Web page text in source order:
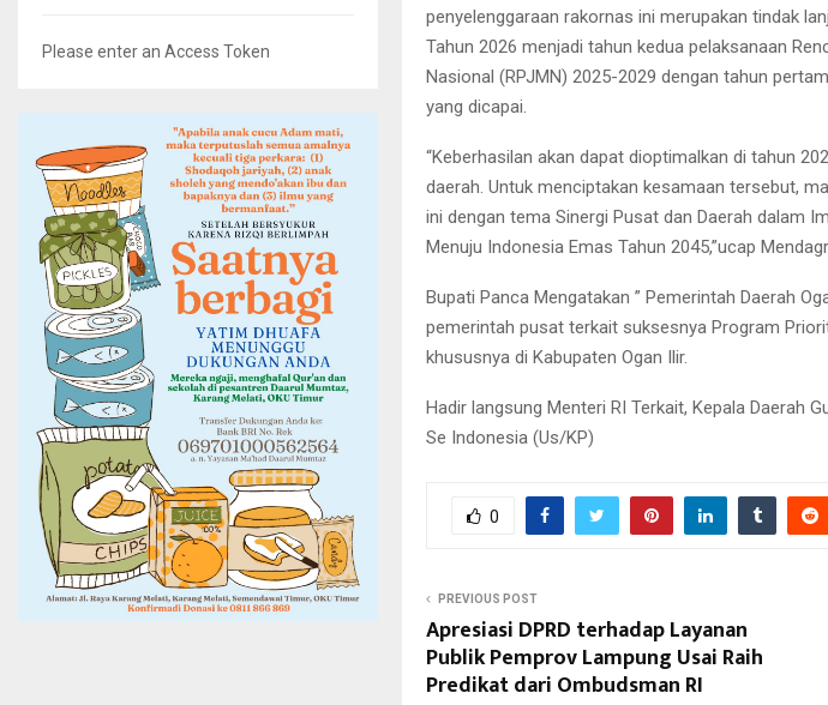
penyelenggaraan rakornas ini merupakan tindak
Tahun 2026 menjadi tahun kedua pelaksanaan
Nasional (RPJMN) 2025-2029 dengan tahun
yang dicapai.
“Keberhasilan akan dapat dioptimalkan di tahun
daerah. Untuk menciptakan kesamaan tersebut,
ini dengan tema Sinergi Pusat dan Daerah dalam
Menuju Indonesia Emas Tahun 2045,”ucap
Bupati Panca Mengatakan ” Pemerintah Daerah
pemerintah pusat terkait suksesnya Program
khususnya di Kabupaten Ogan Ilir.
Hadir langsung Menteri RI Terkait, Kepala Daerah
Se Indonesia (Us/KP)
0
PREVIOUS POST
Apresiasi DPRD terhadap Layanan
Publik Pemprov Lampung Usai Raih
Predikat dari Ombudsman RI
Please enter an Access Token